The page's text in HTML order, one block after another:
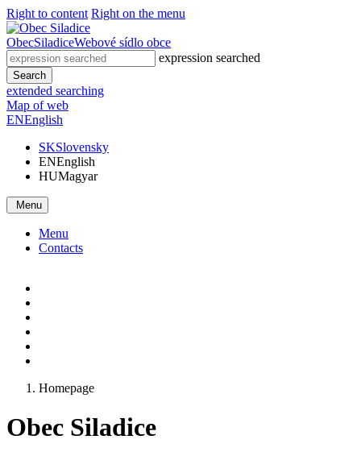
Right to content Right on the menu
ObecSiladiceWebové sídlo obce
expression searched
Search
extended searching
Map of web
ENEnglish
SKSlovensky
ENEnglish
HUMagyar
Menu
Menu
Contacts
Homepage
Obec Siladice